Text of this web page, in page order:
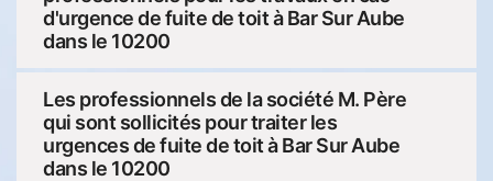
d'urgence de fuite de toit à Bar Sur Aube
dans le 10200
Les professionnels de la société M. Père
qui sont sollicités pour traiter les
urgences de fuite de toit à Bar Sur Aube
dans le 10200